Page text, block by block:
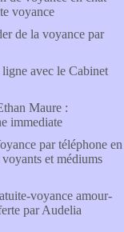
voyance
de la voyance par
avec le Cabinet
Maure :
immediate
par téléphone en
et médiums
voyance amour-
par Audelia